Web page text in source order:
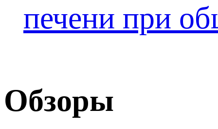
печени при
Обзоры